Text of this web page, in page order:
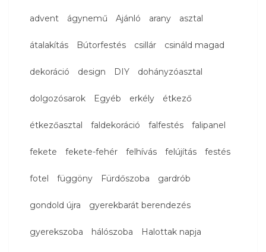
advent ágynemű Ajánló arany asztal
átalakítás Bútorfestés csillár csináld magad
dekoráció design DIY dohányzóasztal
dolgozósarok Egyéb erkély étkező
étkezőasztal faldekoráció falfestés falipanel
fekete fekete-fehér felhívás felújítás festés
fotel függöny Fürdőszoba gardrób
gondold újra gyerekbarát berendezés
gyerekszoba hálószoba Halottak napja